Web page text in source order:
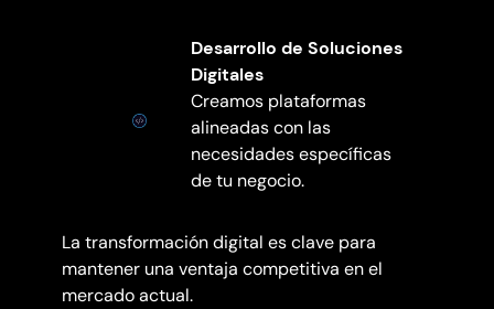
Desarrollo de Soluciones
Digitales
Creamos plataformas
alineadas con las
necesidades específicas
de tu negocio.
La transformación digital es clave para
mantener una ventaja competitiva en el
mercado actual.